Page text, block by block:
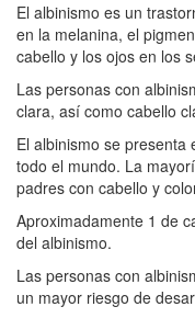
El albinismo es un
en la melanina, el
cabello y los ojos en los
Las personas con
clara, así como cabello
El albinismo se presenta
todo el mundo. La
padres con cabello y
Aproximadamente 1 de
del albinismo.
Las personas con
un mayor riesgo de